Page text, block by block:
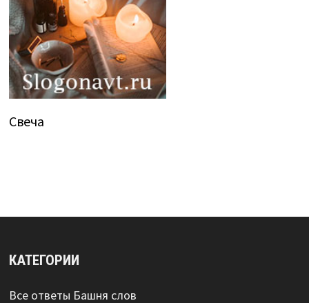
Свеча
КАТЕГОРИИ
Все ответы Башня слов